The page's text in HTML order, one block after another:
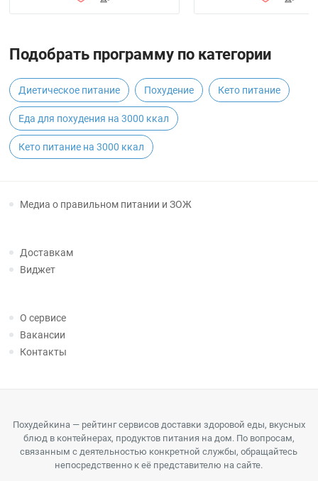
Подобрать программу по категории
Диетическое питание Похудение Кето питание
Еда для похудения на 3000 ккал
Кето питание на 3000 ккал
Медиа о правильном питании и ЗОЖ
Доставкам
Виджет
О сервисе
Вакансии
Контакты
Похудейкина — рейтинг сервисов доставки здоровой еды, вкусных
блюд в контейнерах, продуктов питания на дом. По вопросам,
связанным с деятельностью конкретной службы, обращайтесь
непосредственно к её представителю на сайте.